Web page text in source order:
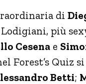
di
Lodigiani, più
Cesena e
Forest’s Quiz
Betti;